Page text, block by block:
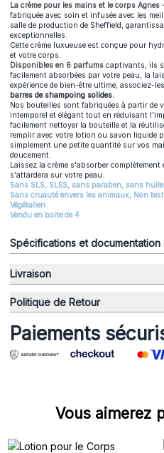
La crème pour les mains et le corps
fabriquée avec soin et infusée avec les
salle de production de Sheffield,
exceptionnelles.
Cette crème luxueuse est conçue pour
et votre corps.
Disponibles en 6 parfums captivants, ils
facilement absorbées par votre peau, la
expérience de bien-être ultime, associez-
barres de shampoing solides.
Nos bouteilles sont fabriquées à partir de
intemporel et élégant tout en réduisant
facilement nettoyer la bouteille et la
remplir avec votre lotion ou savon liquide
simplement une petite quantité sur vos
doucement.
Laissez la crème s'absorber
s'attardera sur votre peau.
Sans SLS, SLES, sans paraben, sans
Sans cruauté envers les animaux, Non
Végétalien
Vendu en boite de 4
Spécifications et documentation
Livraison
Politique de Retour
Paiements
Vous aimerez